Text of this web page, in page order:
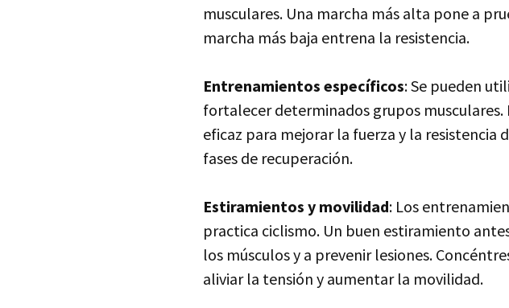
musculares. Una marcha más alta pone a
marcha más baja entrena la resistencia.
Entrenamientos específicos: Se pueden
fortalecer determinados grupos
eficaz para mejorar la fuerza y la
fases de recuperación.
Estiramientos y movilidad: Los
practica ciclismo. Un buen estiramiento
los músculos y a prevenir lesiones.
aliviar la tensión y aumentar la movilidad.